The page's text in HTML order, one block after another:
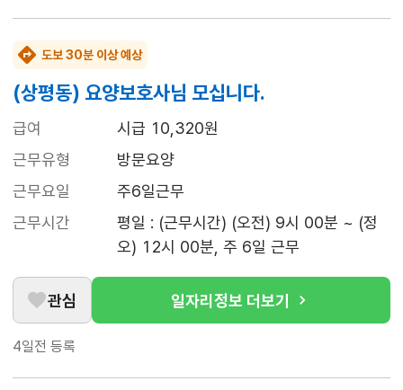
도보 30분 이상 예상
(상평동) 요양보호사님 모십니다.
급여
시급 10,320원
근무유형
방문요양
근무요일
주6일근무
근무시간
평일 : (근무시간) (오전) 9시 00분 ~ (정
오) 12시 00분, 주 6일 근무
관심 일자리정보 더보기
4일전 등록